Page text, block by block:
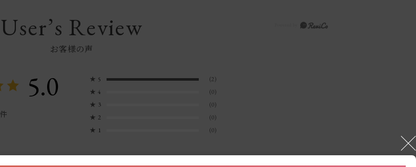
User’s Review
お客様の声
5.0
件
★ 5
(2)
★ 4
(0)
★ 3
(0)
★ 2
(0)
★ 1 (0)